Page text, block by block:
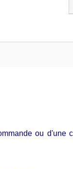
ou d'une